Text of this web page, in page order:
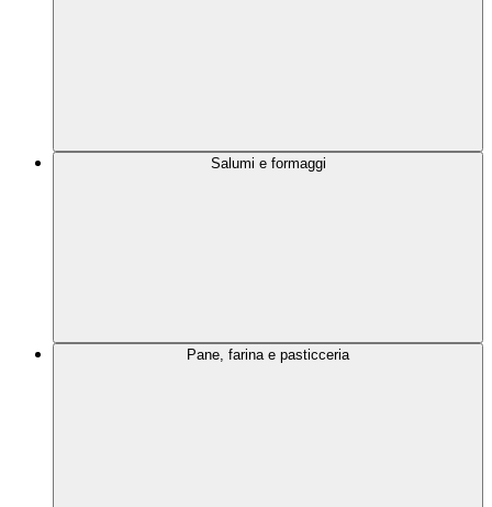
Salumi e formaggi
Pane, farina e pasticceria